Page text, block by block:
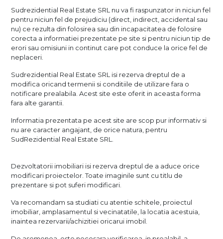
Sudrezidential Real Estate SRL nu va fi raspunzator in niciun fel
pentru niciun fel de prejudiciu (direct, indirect, accidental sau
nu) ce rezulta din folosirea sau din incapacitatea de folosire
corecta a informatiei prezentate pe site si pentru niciun tip de
erori sau omisiuni in continut care pot conduce la orice fel de
neplaceri.
Sudrezidential Real Estate SRL isi rezerva dreptul de a
modifica oricand termenii si conditiile de utilizare fara o
notificare prealabila. Acest site este oferit in aceasta forma
fara alte garantii.
Informatia prezentata pe acest site are scop pur informativ si
nu are caracter angajant, de orice natura, pentru
SudRezidential Real Estate SRL.
Dezvoltatorii imobiliari isi rezerva dreptul de a aduce orice
modificari proiectelor. Toate imaginile sunt cu titlu de
prezentare si pot suferi modificari.
Va recomandam sa studiati cu atentie schitele, proiectul
imobiliar, amplasamentul si vecinatatile, la locatia acestuia,
inaintea rezervarii/achizitiei oricarui imobil.